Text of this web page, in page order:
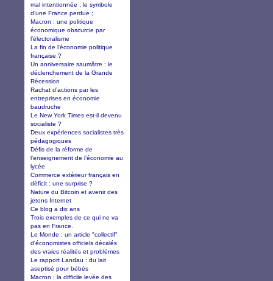
mal intentionnée ; le symbole
d’une France perdue ;
Macron : une politique
économique obscurcie par
l’électoralisme
La fin de l'économie politique
française ?
Un anniversaire saumâtre : le
déclenchement de la Grande
Récession
Rachat d’actions par les
entreprises en économie
baudruche
Le New York Times est-il devenu
socialiste ?
Deux expériences socialistes très
pédagogiques
Défis de la réforme de
l’enseignement de l’économie au
lycée
Commerce extérieur français en
déficit : une surprise ?
Nature du Bitcoin et avenir des
jetons Internet
Ce blog a dix ans
Trois exemples de ce qui ne va
pas en France.
Le Monde : un article "collectif"
d'économistes officiels décalés
des vraies réalités et problèmes
Le rapport Landau : du lait
aseptisé pour bébés
Macron : la difficile levée des